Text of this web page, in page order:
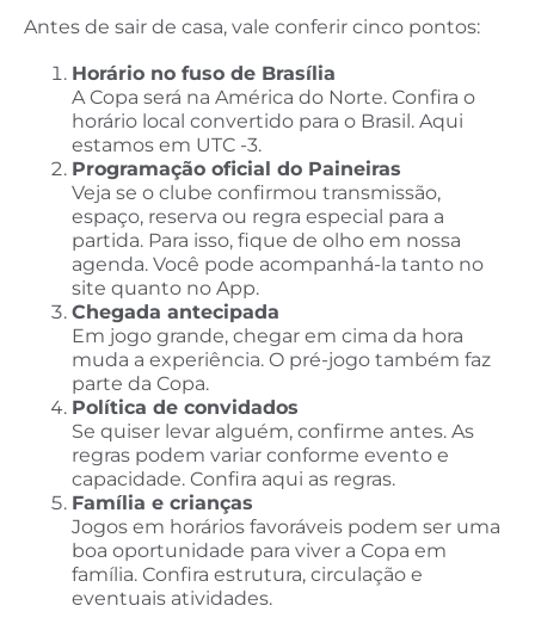
Antes de sair de casa, vale conferir cinco pontos:
Horário no fuso de Brasília
A Copa será na América do Norte. Confira o
horário local convertido para o Brasil. Aqui
estamos em UTC -3.
Programação oficial do Paineiras
Veja se o clube confirmou transmissão,
espaço, reserva ou regra especial para a
partida. Para isso, fique de olho em nossa
agenda. Você pode acompanhá-la tanto no
site quanto no App.
Chegada antecipada
Em jogo grande, chegar em cima da hora
muda a experiência. O pré-jogo também faz
parte da Copa.
Política de convidados
Se quiser levar alguém, confirme antes. As
regras podem variar conforme evento e
capacidade. Confira aqui as regras.
Família e crianças
Jogos em horários favoráveis podem ser uma
boa oportunidade para viver a Copa em
família. Confira estrutura, circulação e
eventuais atividades.